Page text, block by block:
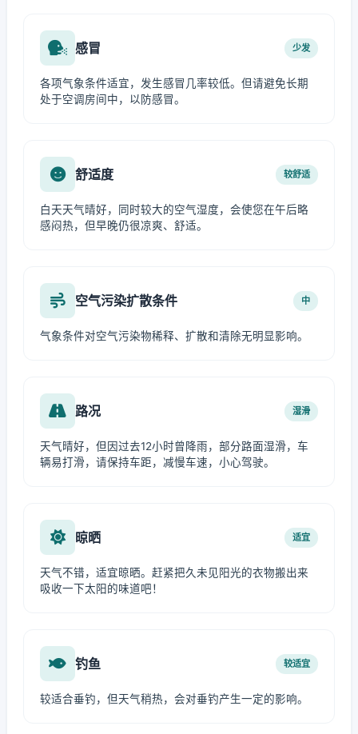
感冒 少发
各项气象条件适宜，发生感冒几率较低。但请避免长期
处于空调房间中，以防感冒。
舒适度 较舒适
白天天气晴好，同时较大的空气湿度，会使您在午后略
感闷热，但早晚仍很凉爽、舒适。
空气污染扩散条件 中
气象条件对空气污染物稀释、扩散和清除无明显影响。
路况 湿滑
天气晴好，但因过去12小时曾降雨，部分路面湿滑，车
辆易打滑，请保持车距，减慢车速，小心驾驶。
晾晒 适宜
天气不错，适宜晾晒。赶紧把久未见阳光的衣物搬出来
吸收一下太阳的味道吧！
钓鱼 较适宜
较适合垂钓，但天气稍热，会对垂钓产生一定的影响。